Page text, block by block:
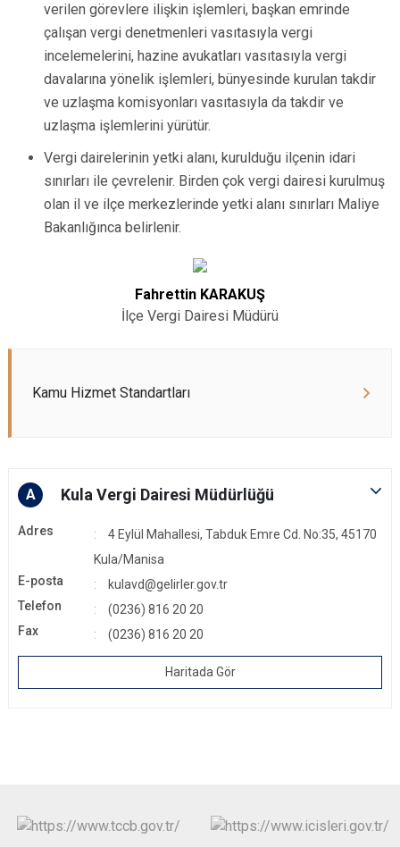
verilen görevlere ilişkin işlemleri, başkan emrinde
çalışan vergi denetmenleri vasıtasıyla vergi
incelemelerini, hazine avukatları vasıtasıyla vergi
davalarına yönelik işlemleri, bünyesinde kurulan takdir
ve uzlaşma komisyonları vasıtasıyla da takdir ve
uzlaşma işlemlerini yürütür.
Vergi dairelerinin yetki alanı, kurulduğu ilçenin idari
sınırları ile çevrelenir. Birden çok vergi dairesi kurulmuş
olan il ve ilçe merkezlerinde yetki alanı sınırları Maliye
Bakanlığınca belirlenir.
Fahrettin KARAKUŞ
İlçe Vergi Dairesi Müdürü
Kamu Hizmet Standartları
A Kula Vergi Dairesi Müdürlüğü
Adres
4 Eylül Mahallesi, Tabduk Emre Cd. No:35, 45170
Kula/Manisa
E-posta
kulavd@gelirler.gov.tr
Telefon
(0236) 816 20 20
Fax
(0236) 816 20 20
Haritada Gör